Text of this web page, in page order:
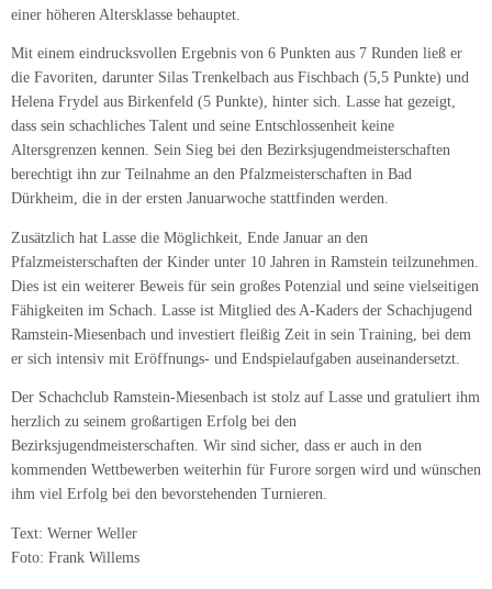
einer höheren Altersklasse behauptet.
Mit einem eindrucksvollen Ergebnis von 6 Punkten aus 7 Runden ließ er
die Favoriten, darunter Silas Trenkelbach aus Fischbach (5,5 Punkte) und
Helena Frydel aus Birkenfeld (5 Punkte), hinter sich. Lasse hat gezeigt,
dass sein schachliches Talent und seine Entschlossenheit keine
Altersgrenzen kennen. Sein Sieg bei den Bezirksjugendmeisterschaften
berechtigt ihn zur Teilnahme an den Pfalzmeisterschaften in Bad
Dürkheim, die in der ersten Januarwoche stattfinden werden.
Zusätzlich hat Lasse die Möglichkeit, Ende Januar an den
Pfalzmeisterschaften der Kinder unter 10 Jahren in Ramstein teilzunehmen.
Dies ist ein weiterer Beweis für sein großes Potenzial und seine vielseitigen
Fähigkeiten im Schach. Lasse ist Mitglied des A-Kaders der Schachjugend
Ramstein-Miesenbach und investiert fleißig Zeit in sein Training, bei dem
er sich intensiv mit Eröffnungs- und Endspielaufgaben auseinandersetzt.
Der Schachclub Ramstein-Miesenbach ist stolz auf Lasse und gratuliert ihm
herzlich zu seinem großartigen Erfolg bei den
Bezirksjugendmeisterschaften. Wir sind sicher, dass er auch in den
kommenden Wettbewerben weiterhin für Furore sorgen wird und wünschen
ihm viel Erfolg bei den bevorstehenden Turnieren.
Text: Werner Weller
Foto: Frank Willems